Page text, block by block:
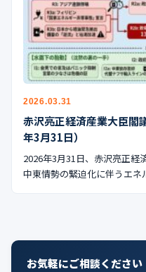
2026.03.31
赤沢亮正経済産業大臣閣
年3月31日）
2026年3月31日、赤沢亮正経
中東情勢の緊迫化に伴うエ
お気軽にご相談ください